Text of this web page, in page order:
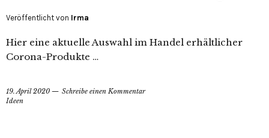
Veröffentlicht von Irma
Hier eine aktuelle Auswahl im Handel erhältlicher
Corona-Produkte …
19. April 2020
Schreibe einen Kommentar
Ideen